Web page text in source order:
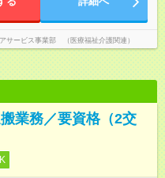
サービス事業部 （医療福祉介護関連）
業務／要資格（2交